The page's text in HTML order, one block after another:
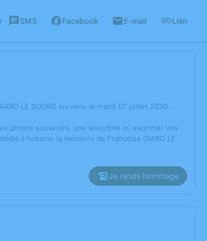
SMS Facebook E-mail Lien
LE SOURD survenu le mardi 07 juillet 2020.
photos souvenirs, une anecdote ou exprimer vos
à honorer la mémoire de Francoise GIARD LE
Je rends hommage